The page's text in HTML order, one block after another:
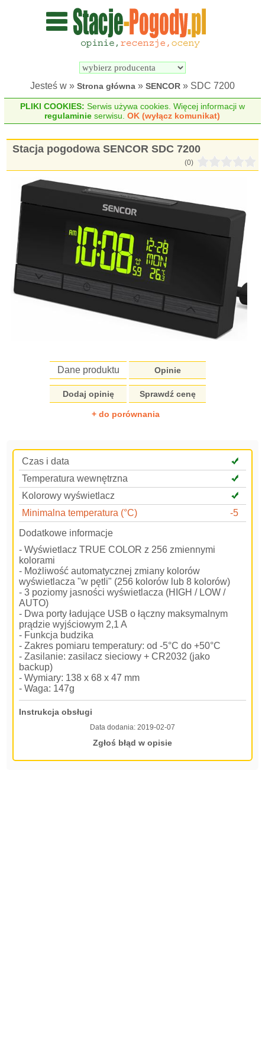
Wyszukiwarka
pogodowych
Jesteś w » Strona główna » SENCOR » SDC 7200
PLIKI COOKIES: Serwis używa cookies. Więcej informacji w
regulaminie serwisu.OK (wyłącz komunikat)
Stacja pogodowa SENCOR SDC 7200
(0)
Dane produktu Opinie
Dodaj opinię Sprawdź cenę
+ do porównania
Czas i data
Temperatura wewnętrzna
Kolorowy wyświetlacz
Minimalna temperatura (°C)
-5
Dodatkowe informacje
- Wyświetlacz TRUE COLOR z 256 zmiennymi
kolorami
- Możliwość automatycznej zmiany kolorów
wyświetlacza "w pętli" (256 kolorów lub 8 kolorów)
- 3 poziomy jasności wyświetlacza (HIGH / LOW /
AUTO)
- Dwa porty ładujące USB o łączny maksymalnym
prądzie wyjściowym 2,1 A
- Funkcja budzika
- Zakres pomiaru temperatury: od -5°C do +50°C
- Zasilanie: zasilacz sieciowy + CR2032 (jako
backup)
- Wymiary: 138 x 68 x 47 mm
- Waga: 147g
Instrukcja obsługi
Data dodania: 2019-02-07
Zgłoś błąd w opisie